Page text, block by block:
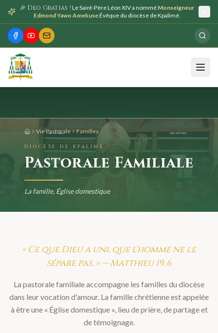
🎉 Deo Gratias ! Le Saint-Père Léon XIV a nommé Monseigneur
Edmond Yawo AmekuseÉvêque du diocèse de Kpalimé.
Vie Pastorale Familles
DIOCÈSE DE KPALIMÉ
Pastorale Familiale
La famille, Église domestique
« Ce que Dieu a uni, que l'homme ne le
sépare pas. » — Matthieu 19, 6
La pastorale familiale accompagne les familles du diocèse
dans leur vocation d'amour. La famille chrétienne est appelée
à être une « Église domestique », lieu de prière, de partage et
de témoignage.